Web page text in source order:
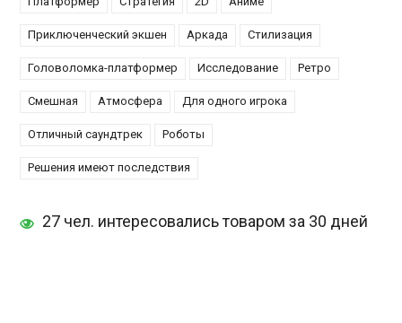
Приключенческий экшен Аркада Стилизация
Головоломка-платформер Исследование Ретро
Смешная Атмосфера Для одного игрока
Отличный саундтрек Роботы
Решения имеют последствия
27 чел. интересовались товаром за 30 дней